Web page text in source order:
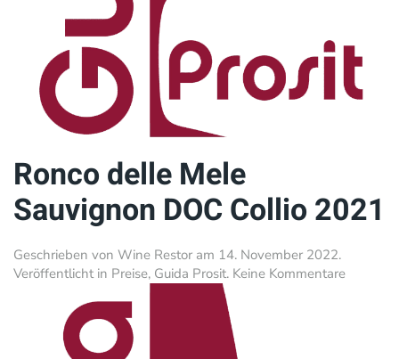
Ronco delle Mele
Sauvignon DOC Collio 2021
Geschrieben von Wine Restor am 14. November 2022.
Veröffentlicht in Preise, Guida Prosit. Keine Kommentarezu